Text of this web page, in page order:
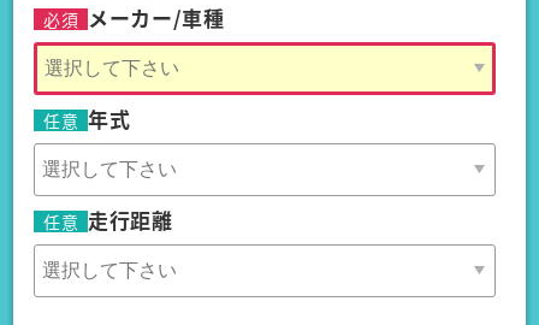
必須 メーカー/車種
任意 年式
任意 走行距離